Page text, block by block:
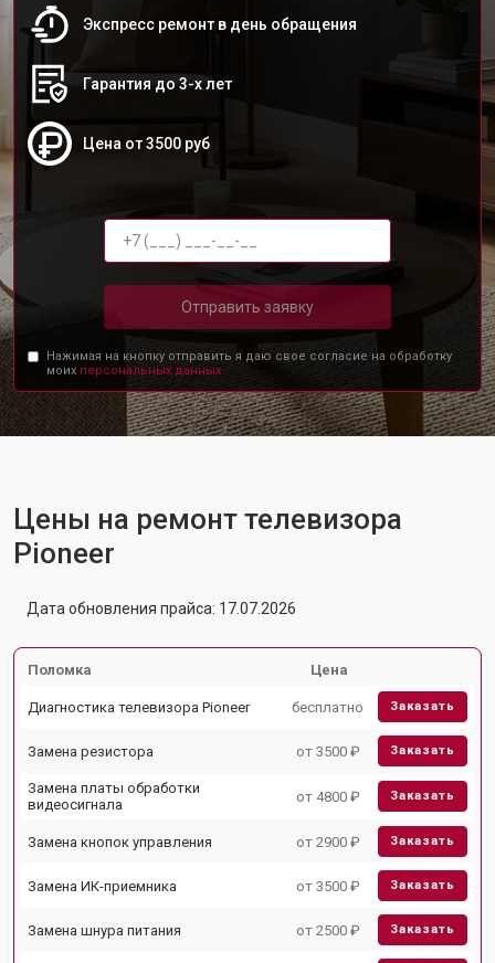
Экспресс ремонт в день обращения
Гарантия до 3-х лет
Цена от 3500 руб
Отправить заявку
Нажимая на кнопку отправить я даю свое согласие на обработку
моих персональных данных.
Цены на ремонт телевизора
Pioneer
Дата обновления прайса: 17.07.2026
Поломка Цена
Диагностика телевизора Pioneer бесплатно Заказать
Замена резистора от 3500 ₽ Заказать
Замена платы обработки
видеосигнала
от 4800 ₽ Заказать
Замена кнопок управления от 2900 ₽ Заказать
Замена ИК-приемника от 3500 ₽ Заказать
Замена шнура питания от 2500 ₽ Заказать